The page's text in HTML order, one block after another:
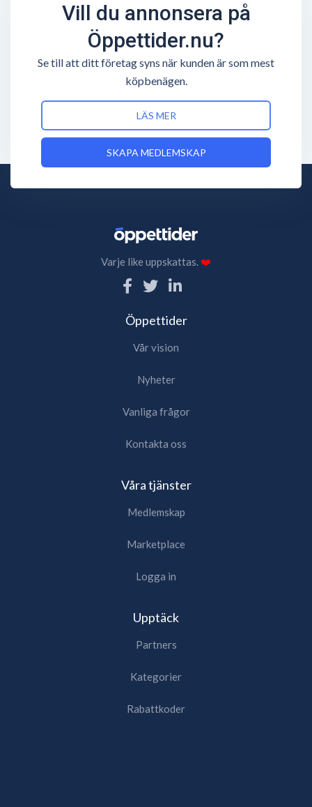
Vill du annonsera på
Öppettider.nu?
Se till att ditt företag syns när kunden är som mest
köpbenägen.
LÄS MER
SKAPA MEDLEMSKAP
Varje like uppskattas.❤️
Öppettider
Vår vision
Nyheter
Vanliga frågor
Kontakta oss
Våra tjänster
Medlemskap
Marketplace
Logga in
Upptäck
Partners
Kategorier
Rabattkoder